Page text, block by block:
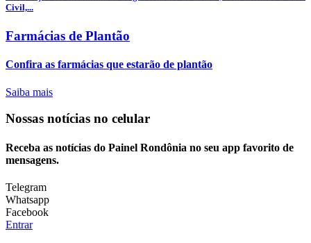
Civil,...
Farmácias de Plantão
Confira as farmácias que estarão de plantão
Saiba mais
Nossas notícias no celular
Receba as notícias do Painel Rondônia no seu app favorito de
mensagens.
Telegram
Whatsapp
Facebook
Entrar